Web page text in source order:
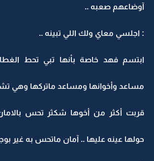
آوضاعهم صعبه ..
: اجلسي معاي ولك اللي تبينه ..
ابتسم فهد خاصة بأنها تبي تحط
مساعد وأخوانها ومساعد ماتركها وهي
قربت أكثر من أخوها شكثر تحس
حولها عينه عليها .. آمان ماتحس به غير